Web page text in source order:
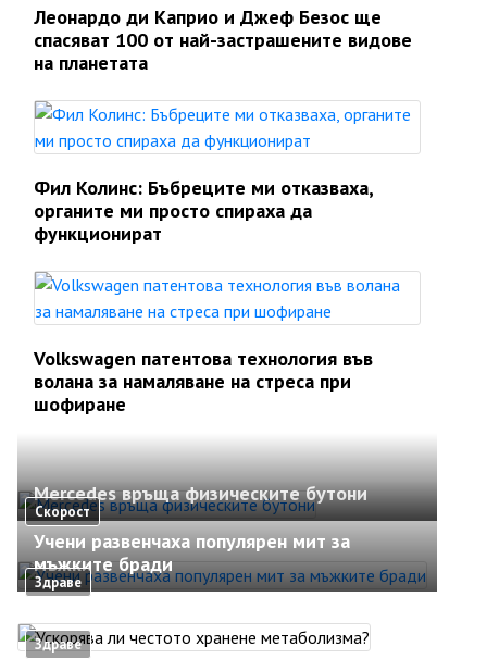
Леонардо ди Каприо и Джеф Безос ще
спасяват 100 от най-застрашените видове
на планетата
Фил Колинс: Бъбреците ми отказваха,
органите ми просто спираха да
функционират
Volkswagen патентова технология във
волана за намаляване на стреса при
шофиране
Скорост
Mercedes връща физическите бутони
Здраве
Учени развенчаха популярен мит за
мъжките бради
Здраве